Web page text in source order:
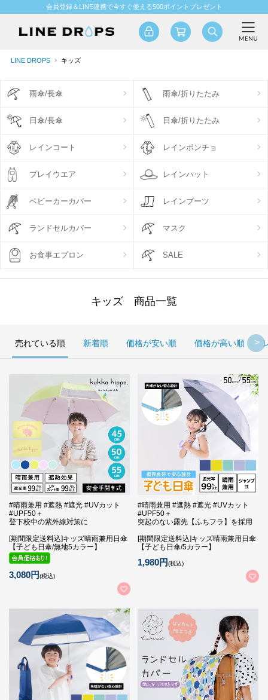
会員登録＆LINE連携で今すぐ使える500ポイントプレゼント
LINE DROPS キッズ
雨傘/長傘 雨傘/折りたたみ
日傘/長傘 日傘/折りたたみ
レインコート レインポンチョ
プレイウエア レインハット
ベビーカーカバー レインブーツ
ランドセルカバー マスク
お食事エプロン SALE
キッズ 商品一覧
売れている順 新着順 価格が安い順 価格が高い順
#晴雨兼用 #遮熱 #遮光 #UVカット
#UPF50＋
登下校中の紫外線対策に
[期間限定送料込]キッズ晴雨兼用日傘
【子ども日傘/無地5カラー】
3,080円(税込)
#晴雨兼用 #遮熱 #遮光 #UVカット
#UPF50＋
突起のない露先【ふちフラ】を採用
[期間限定送料込]キッズ晴雨兼用日傘
【子ども日傘/5カラー】
1,980円(税込)